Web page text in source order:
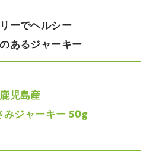
ーでヘルシー
あるジャーキー
鹿児島産
みジャーキー 50g